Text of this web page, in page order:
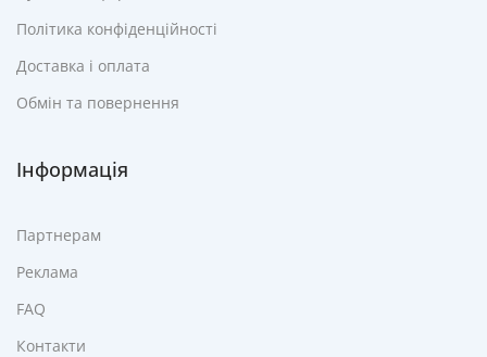
Політика конфіденційності
Доставка і оплата
Обмін та повернення
Інформація
Партнерам
Реклама
FAQ
Контакти